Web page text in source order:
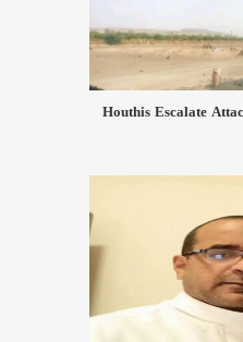
Houthis Escalate